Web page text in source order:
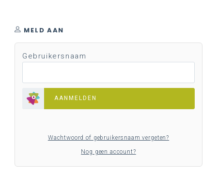
MELD AAN
Gebruikersnaam
AANMELDEN
Wachtwoord of gebruikersnaam vergeten?
Nog geen account?